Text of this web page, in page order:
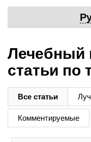
Лечебный
статьи по
Все статьи
Комментируемые